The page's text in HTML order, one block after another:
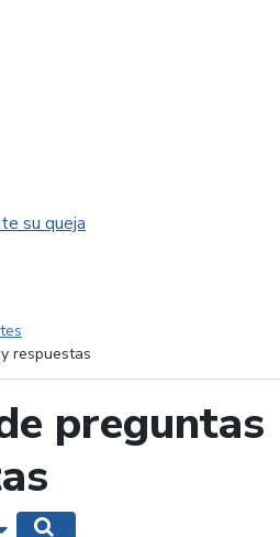
su queja
respuestas
preguntas
Mostrar opciones de búsqueda